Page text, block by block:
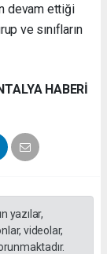
devam ettiği
ve sınıfların
HABERİ
yazılar,
videolar,